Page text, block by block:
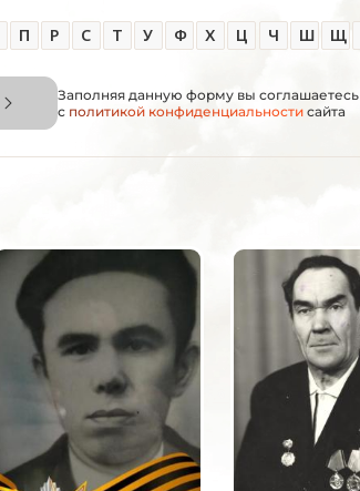
П Р С Т У Ф Х Ц Ч Ш Щ
Заполняя данную форму вы соглашаетесь
с политикой конфиденциальности сайта